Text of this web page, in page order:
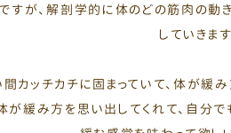
すが、解剖学的に体のどの筋肉の動
していきます
ッチカチに固まっていて、体が緩
緩み方を思い出してくれて、自分で